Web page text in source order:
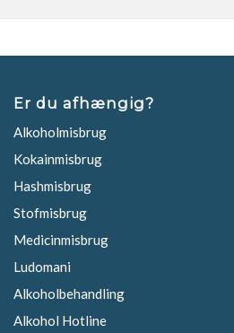
Er du afhængig?
Alkoholmisbrug
Kokainmisbrug
Hashmisbrug
Stofmisbrug
Medicinmisbrug
Ludomani
Alkoholbehandling
Alkohol Hotline